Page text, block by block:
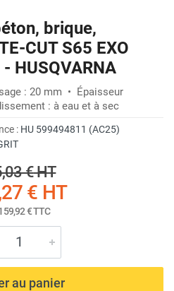
brique,
CUT S65 EXO
HUSQVARNA
: 20 mm • Épaisseur
: à eau et à sec
: HU 599494811 (AC25)
€HT
€ HT
€TTC
au panier